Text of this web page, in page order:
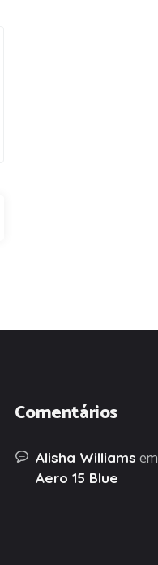
Comentários
Alisha Williams em
Aero 15 Blue